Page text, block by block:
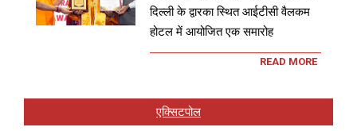
दिल्ली के द्वारका स्थित आईटीसी वैलकम
होटल में आयोजित एक समारोह
READ MORE
एक्सिटपोल